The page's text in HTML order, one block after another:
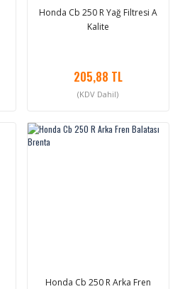
Honda Cb 250 R Yağ Filtresi A
Kalite
205,88 TL
(KDV Dahil)
Honda Cb 250 R Arka Fren